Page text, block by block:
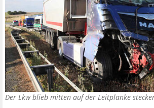
Der Lkw blieb mitten auf der Leitplanke